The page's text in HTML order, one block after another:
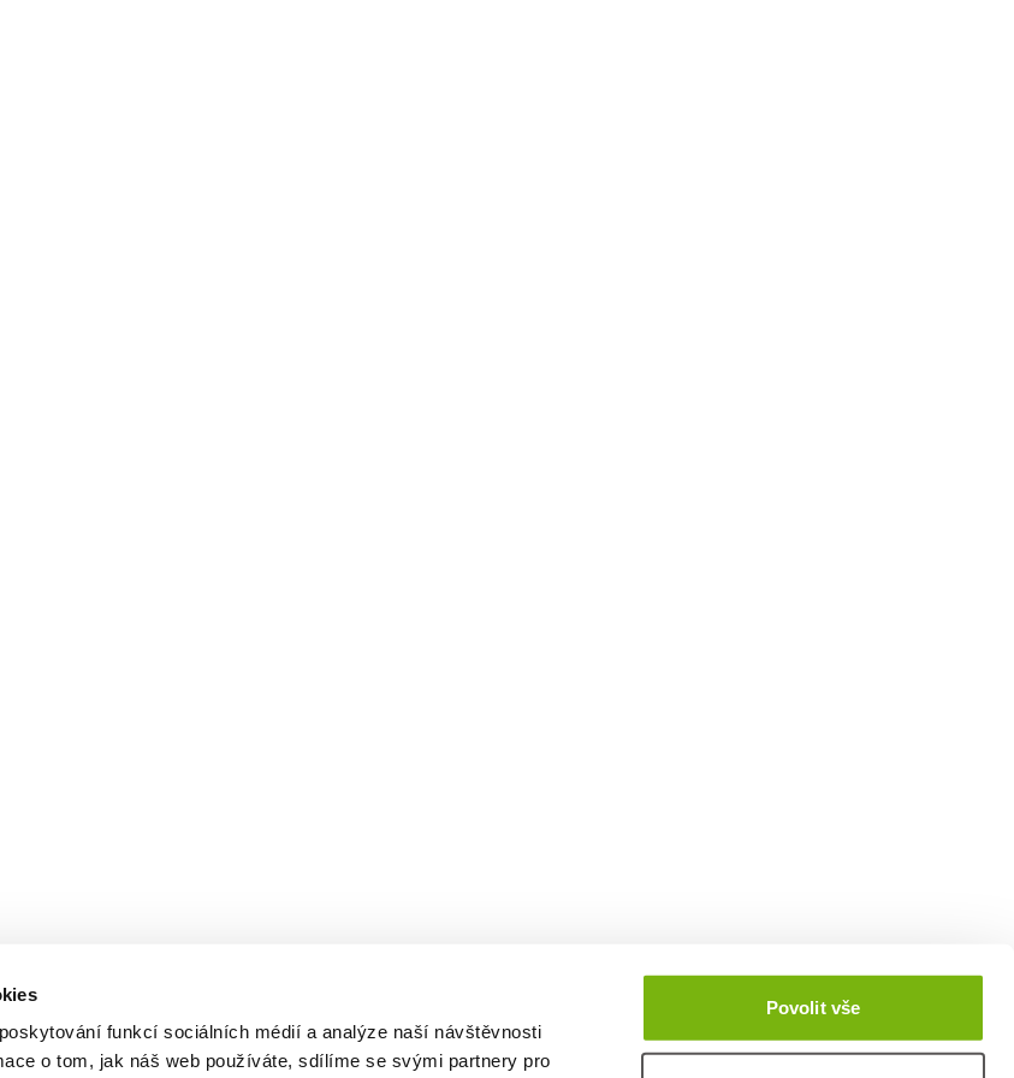
funkcí sociálních médií a analýze naší návštěvnosti
o tom, jak náš web používáte, sdílíme se svými partnery pro
Povolit vše